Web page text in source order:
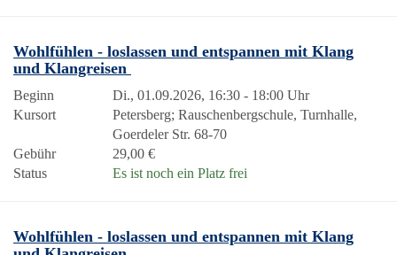
Wohlfühlen - loslassen und entspannen mit Klang
und Klangreisen
Beginn
Di., 01.09.2026, 16:30 - 18:00 Uhr
Kursort
Petersberg; Rauschenbergschule, Turnhalle,
Goerdeler Str. 68-70
Gebühr
29,00 €
Status
Es ist noch ein Platz frei
Wohlfühlen - loslassen und entspannen mit Klang